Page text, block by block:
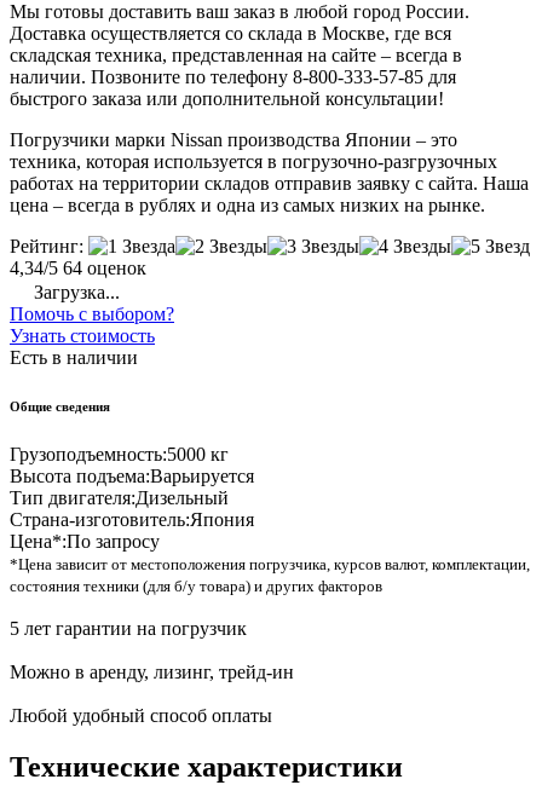
Мы готовы доставить ваш заказ в любой город России.
Доставка осуществляется со склада в Москве, где вся
складская техника, представленная на сайте – всегда в
наличии. Позвоните по телефону 8-800-333-57-85 для
быстрого заказа или дополнительной консультации!
Погрузчики марки Nissan производства Японии – это
техника, которая используется в погрузочно-разгрузочных
работах на территории складов отправив заявку с сайта. Наша
цена – всегда в рублях и одна из самых низких на рынке.
Рейтинг:
4,34/5 64 оценок
Загрузка...
Помочь с выбором?
Узнать стоимость
Есть в наличии
Общие сведения
Грузоподъемность:5000 кг
Высота подъема:Варьируется
Тип двигателя:Дизельный
Страна-изготовитель:Япония
Цена*:По запросу
*Цена зависит от местоположения погрузчика, курсов валют, комплектации,
состояния техники (для б/у товара) и других факторов
5 лет гарантии на погрузчик
Можно в аренду, лизинг, трейд-ин
Любой удобный способ оплаты
Технические характеристики